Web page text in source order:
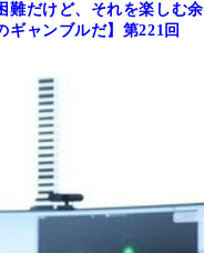
難だけど、それを楽しむ余
ギャンブルだ】第221回